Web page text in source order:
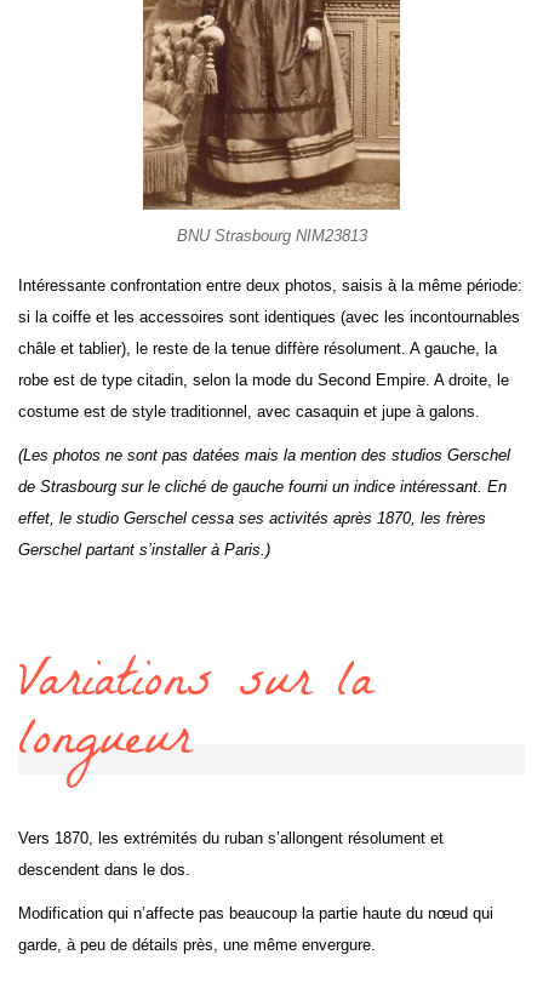
BNU Strasbourg NIM23813
Intéressante confrontation entre deux photos, saisis à la même période:
si la coiffe et les accessoires sont identiques (avec les incontournables
châle et tablier), le reste de la tenue diffère résolument. A gauche, la
robe est de type citadin, selon la mode du Second Empire. A droite, le
costume est de style traditionnel, avec casaquin et jupe à galons.
(Les photos ne sont pas datées mais la mention des studios Gerschel
de Strasbourg sur le cliché de gauche fourni un indice intéressant. En
effet, le studio Gerschel cessa ses activités après 1870, les frères
Gerschel partant s’installer à Paris.)
Variations sur la
longueur
Vers 1870, les extrémités du ruban s’allongent résolument et
descendent dans le dos.
Modification qui n’affecte pas beaucoup la partie haute du nœud qui
garde, à peu de détails près, une même envergure.